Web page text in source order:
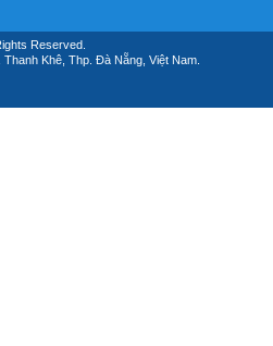
Reserved.
Khê, Thp. Đà Nẵng, Việt Nam.